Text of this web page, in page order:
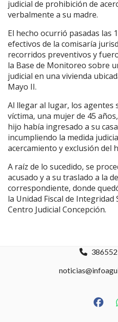
judicial de prohibición de
verbalmente a su madre.
El hecho ocurrió pasadas las
efectivos de la comisaría
recorridos preventivos y
la Base de Monitoreo sobre
judicial en una vivienda
Mayo II.
Al llegar al lugar, los agentes
víctima, una mujer de 45
hijo había ingresado a su
incumpliendo la medida
acercamiento y exclusión del
A raíz de lo sucedido, se
acusado y a su traslado a la
correspondiente, donde
la Unidad Fiscal de Integridad
Centro Judicial Concepción.